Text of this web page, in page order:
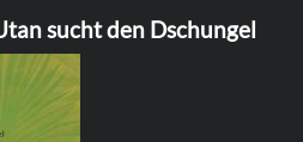
sucht den Dschungel